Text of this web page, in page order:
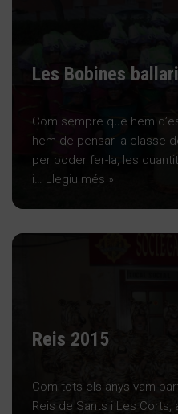
Les Bobines
Com sempre que hem
hem de pensar la classe
per poder fer-la, les
i… Llegiu més »
Reis 2015
Com tots els anys vam
Reis de Sants i Les Corts,